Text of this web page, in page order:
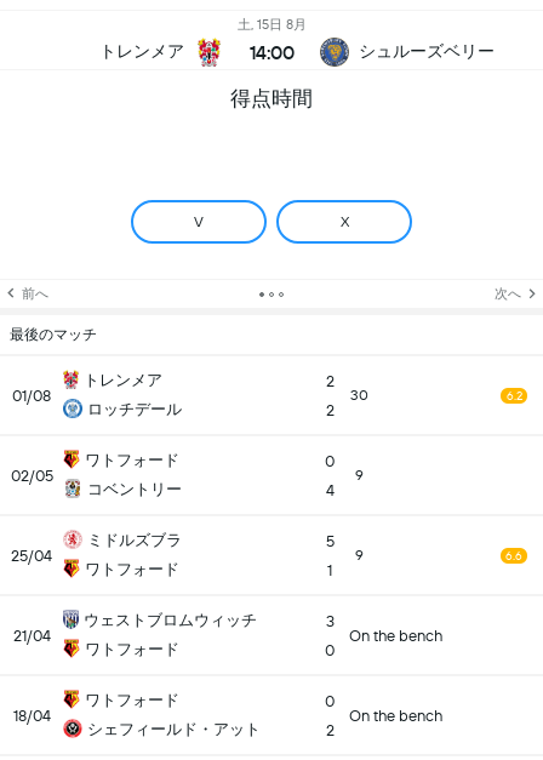
トレンメア
土, 15日 8月
14:00 シュルーズベリー
得点時間
V X
前へ 次へ
最後のマッチ
01/08
トレンメア
ロッチデール
2
2
30 6.2
02/05
ワトフォード
コベントリー
0
4
9
25/04
ミドルズブラ
ワトフォード
5
1
9 6.6
21/04
ウェストブロムウィッチ
ワトフォード
3
0
On the bench
18/04
ワトフォード
シェフィールド・アット
0
2
On the bench